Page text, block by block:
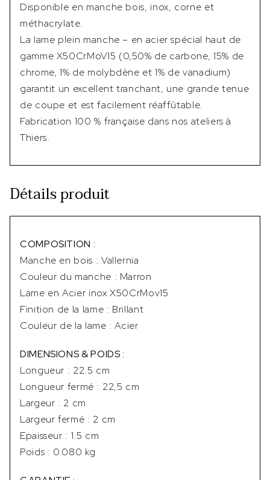
Disponible en manche bois, inox, corne et
méthacrylate.
La lame plein manche – en acier spécial haut de
gamme X50CrMoV15 (0,50% de carbone, 15% de
chrome, 1% de molybdène et 1% de vanadium)
garantit un excellent tranchant, une grande tenue
de coupe et est facilement réaffûtable.
Fabrication 100 % française dans nos ateliers à
Thiers.
Détails produit
COMPOSITION :
Manche en bois : Vallernia
Couleur du manche : Marron
Lame en Acier inox X50CrMov15
Finition de la lame : Brillant
Couleur de la lame : Acier
DIMENSIONS & POIDS :
Longueur : 22.5 cm
Longueur fermé : 22,5 cm
Largeur : 2 cm
Largeur fermé : 2 cm
Epaisseur : 1.5 cm
Poids : 0.080 kg